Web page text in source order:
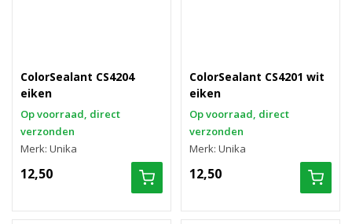
ColorSealant CS4204
eiken
Op voorraad, direct
verzonden
Merk: Unika
12,50
ColorSealant CS4201 wit
eiken
Op voorraad, direct
verzonden
Merk: Unika
12,50